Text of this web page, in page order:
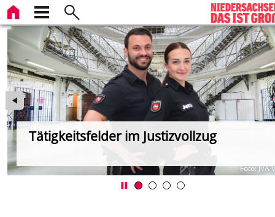
Tätigkeitsfelder im Justizvollzug
Foto: JVA